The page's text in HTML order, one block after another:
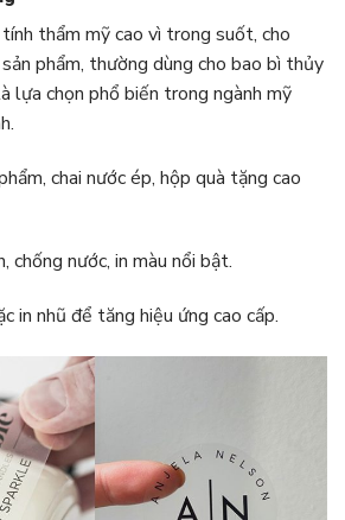
thẩm mỹ cao vì trong suốt, cho
phẩm, thường dùng cho bao bì thủy
lựa chọn phổ biến trong ngành mỹ
chai nước ép, hộp quà tặng cao
chống nước, in màu nổi bật.
in nhũ để tăng hiệu ứng cao cấp.